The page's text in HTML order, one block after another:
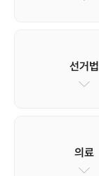
선거법
의료